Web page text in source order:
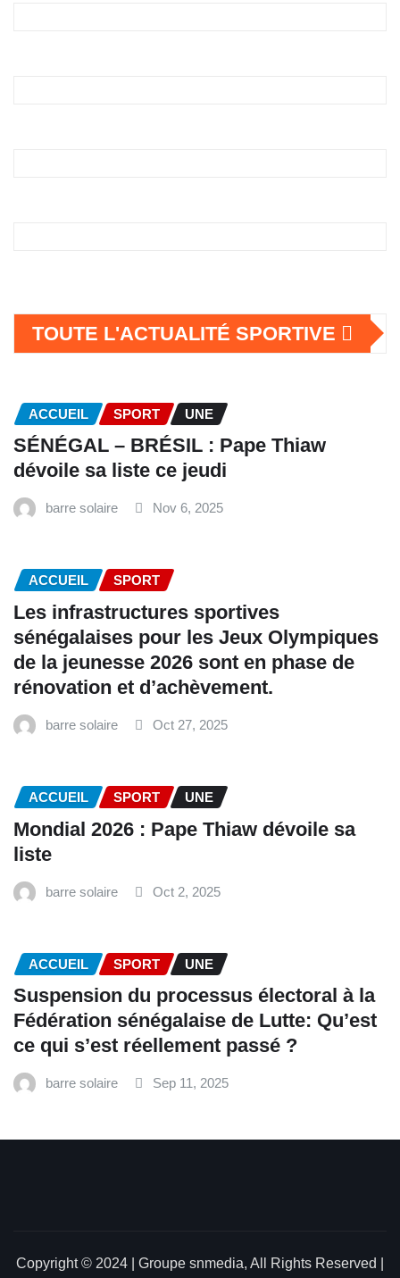
TOUTE L'ACTUALITÉ SPORTIVE
ACCUEIL SPORT UNE
SÉNÉGAL – BRÉSIL : Pape Thiaw
dévoile sa liste ce jeudi
barre solaire Nov 6, 2025
ACCUEIL SPORT
Les infrastructures sportives
sénégalaises pour les Jeux Olympiques
de la jeunesse 2026 sont en phase de
rénovation et d’achèvement.
barre solaire Oct 27, 2025
ACCUEIL SPORT UNE
Mondial 2026 : Pape Thiaw dévoile sa
liste
barre solaire Oct 2, 2025
ACCUEIL SPORT UNE
‎Suspension du processus électoral à la
Fédération sénégalaise de Lutte: Qu’est
ce qui s’est réellement passé ? ‎‎
barre solaire Sep 11, 2025
Copyright © 2024 | Groupe snmedia, All Rights Reserved